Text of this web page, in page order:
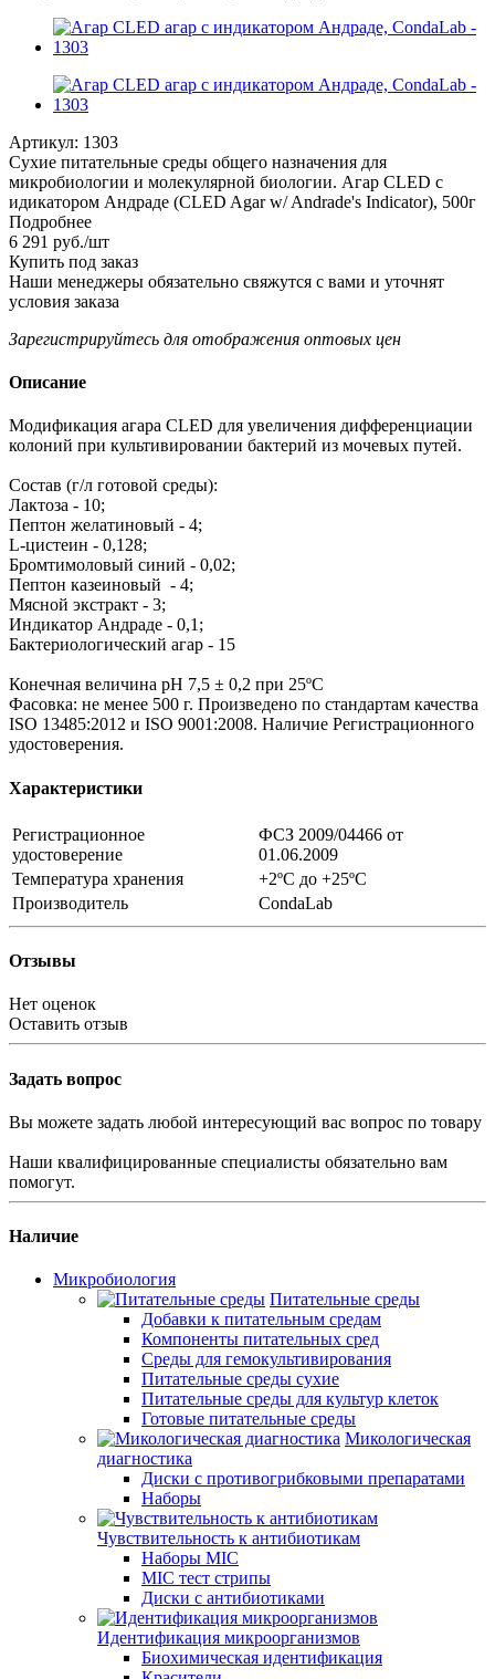
Артикул: 1303
Сухие питательные среды общего назначения для
микробиологии и молекулярной биологии. Агар CLED с
идикатором Андраде (CLED Agar w/ Andrade's Indicator), 500г
Подробнее
6 291 руб./шт
Купить под заказ
Наши менеджеры обязательно свяжутся с вами и уточнят
условия заказа
Зарегистрируйтесь для отображения оптовых цен
Описание
Модификация агара CLED для увеличения дифференциации
колоний при культивировании бактерий из мочевых путей.
Состав (г/л готовой среды):
Лактоза - 10;
Пептон желатиновый - 4;
L-цистеин - 0,128;
Бромтимоловый синий - 0,02;
Пептон казеиновый - 4;
Мясной экстракт - 3;
Индикатор Андраде - 0,1;
Бактериологический агар - 15
Конечная величина pH 7,5 ± 0,2 при 25ºС
Фасовка: не менее 500 г. Произведено по стандартам качества
ISO 13485:2012 и ISO 9001:2008. Наличие Регистрационного
удостоверения.
Характеристики
Регистрационное
удостоверение
ФСЗ 2009/04466 от
01.06.2009
Температура хранения
+2ºC до +25ºC
Производитель
CondaLab
Отзывы
Нет оценок
Оставить отзыв
Задать вопрос
Вы можете задать любой интересующий вас вопрос по товару
Наши квалифицированные специалисты обязательно вам
помогут.
Наличие
Микробиология
Питательные среды
Добавки к питательным средам
Компоненты питательных сред
Среды для гемокультивирования
Питательные среды сухие
Питательные среды для культур клеток
Готовые питательные среды
Микологическая
диагностика
Диски с противогрибковыми препаратами
Наборы
Чувствительность к антибиотикам
Наборы MIC
MIC тест стрипы
Диски с антибиотиками
Идентификация микроорганизмов
Биохимическая идентификация